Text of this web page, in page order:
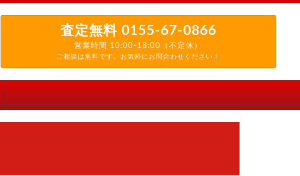
査定無料 0155-67-0866
営業時間 10:00-18:00（不定休）
ご相談は無料です。お気軽にお問合わせください！